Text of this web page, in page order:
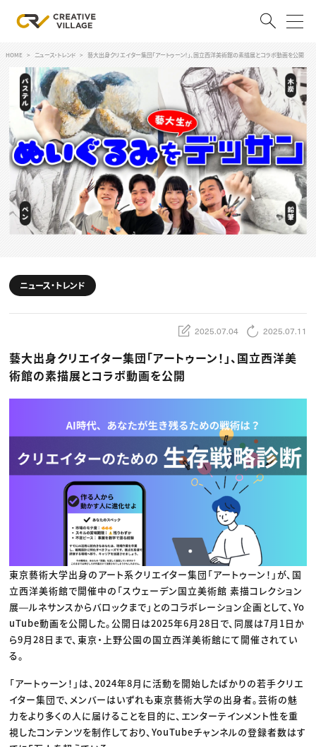
ログイン 会員登録
RECRUIT
クリエイター求人を探す
CREATIVE JOB求人検索
特集求人
採用説明会
転職支援サービス
CONTENTS
スキルアップしたい！ トップ
デザイン
動画配信・映像制作
ディレクション
業界解説・キャリア事情
お役立ち基礎知識
TOP Creator’s コラム
ゲームクリエイター
映像クリエイター
マーケッター
C＆R Magazine
ニュース・トレンド
ゲーム・エンタメ
広告
出版
CREATIVE VILLAGEからのお知らせ
プロフェッショナル×つながる×メディア
HOME ニュース・トレンド 藝大出身クリエイター集団「アートゥーン！」、国立西洋美術館の素描展とコラボ動画を公開
ニュース・トレンド
2025.07.04 2025.07.11
藝大出身クリエイター集団「アートゥーン！」、国立西洋美
術館の素描展とコラボ動画を公開
東京藝術大学出身のアート系クリエイター集団「アートゥーン！」が、国
立西洋美術館で開催中の「スウェーデン国立美術館 素描コレクション
展―ルネサンスからバロックまで」とのコラボレーション企画として、Yo
uTube動画を公開した。公開日は2025年6月28日で、同展は7月1日か
ら9月28日まで、東京・上野公園の国立西洋美術館にて開催されてい
る。
「アートゥーン！」は、2024年8月に活動を開始したばかりの若手クリエ
イター集団で、メンバーはいずれも東京藝術大学の出身者。芸術の魅
力をより多くの人に届けることを目的に、エンターテインメント性を重
視したコンテンツを制作しており、YouTubeチャンネルの登録者数はす